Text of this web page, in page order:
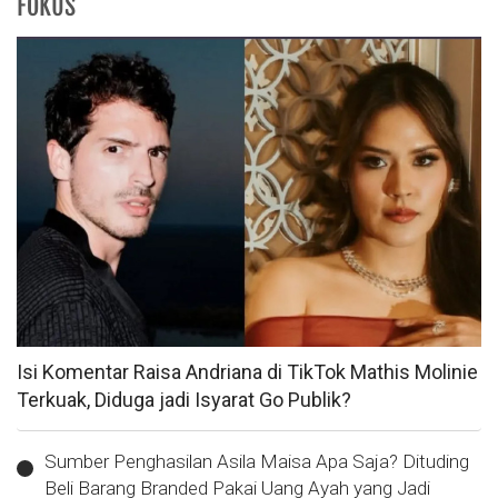
FOKUS
Isi Komentar Raisa Andriana di TikTok Mathis Molinie
Terkuak, Diduga jadi Isyarat Go Publik?
Sumber Penghasilan Asila Maisa Apa Saja? Dituding
Beli Barang Branded Pakai Uang Ayah yang Jadi